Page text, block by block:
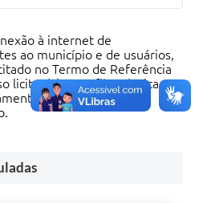
à internet de
ao município e de usuários,
no Termo de Referência
licitatório, em fibra óptica,
estipuladas no